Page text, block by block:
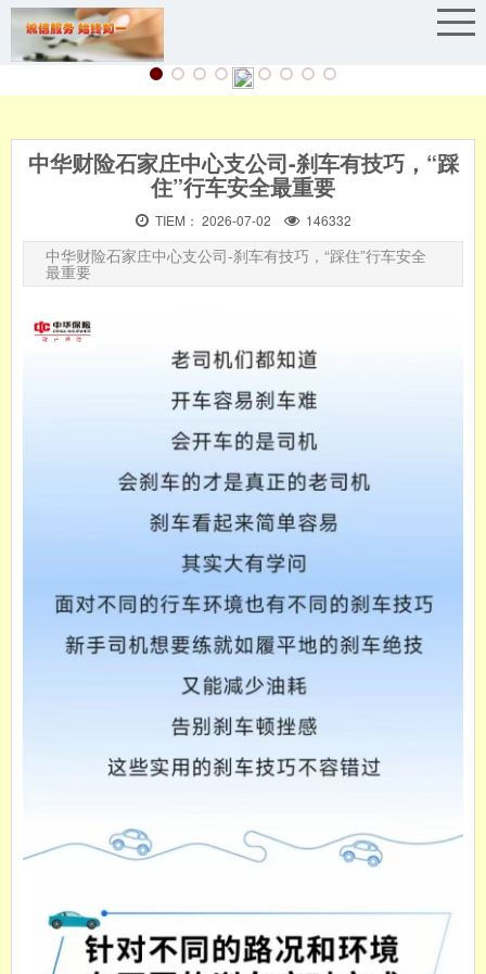
中华财险石家庄中心支公司-刹车有技巧，“踩
住”行车安全最重要
TIEM： 2026-07-02 146332
中华财险石家庄中心支公司-刹车有技巧，“踩住”行车安全
最重要